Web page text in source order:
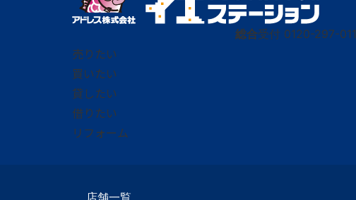
総合受付 0120-297-011
売りたい
買いたい
貸したい
借りたい
リフォーム